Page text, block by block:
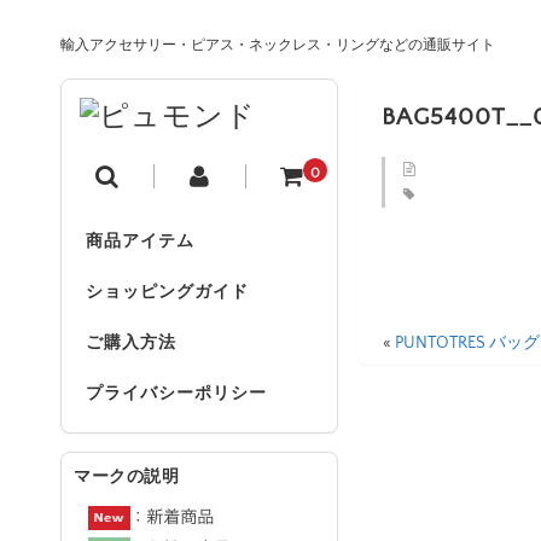
輸入アクセサリー・ピアス・ネックレス・リングなどの通販サイト
0
商品アイテム
ショッピングガイド
ご購入方法
プライバシーポリシー
« PUNTOTRES バッグ
マークの説明